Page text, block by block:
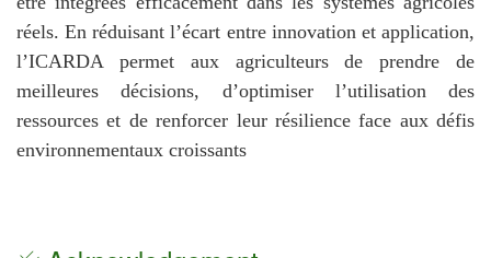
réels. En réduisant l’écart entre innovation et application,
l’ICARDA permet aux agriculteurs de prendre de
meilleures décisions, d’optimiser l’utilisation des
ressources et de renforcer leur résilience face aux défis
environnementaux croissants